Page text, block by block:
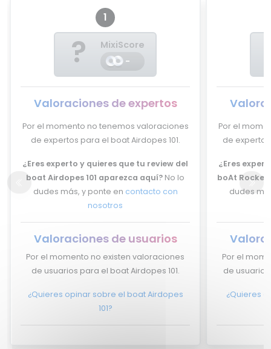
1
?
MixiScore
-
Valoraciones de expertos
Por el momento no tenemos valoraciones
de expertos para el boat Airdopes 101.
¿Eres experto y quieres que tu review del
boat Airdopes 101 aparezca aquí? No lo
dudes más, y ponte en contacto con
nosotros
Valoraciones de usuarios
Por el momento no existen valoraciones
de usuarios para el boat Airdopes 101.
¿Quieres opinar sobre el boat Airdopes
101?
Por el
de
¿Eres
boAt
dudes
Por el
de usuarios
¿Quieres